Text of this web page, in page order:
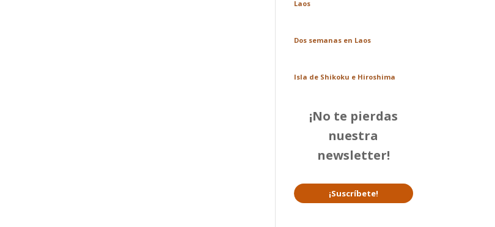
Laos
Dos semanas en Laos
Isla de Shikoku e Hiroshima
¡No te pierdas
nuestra
newsletter!
¡Suscríbete!